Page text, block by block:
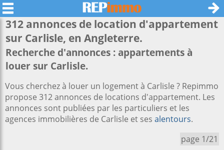
312 annonces de location d'appartement
sur Carlisle, en Angleterre.
Recherche d'annonces : appartements à
louer sur Carlisle.
Vous cherchez à louer un logement à Carlisle ? Repimmo
propose 312 annonces de locations d'appartement. Les
annonces sont publiées par les particuliers et les
agences immobilières de Carlisle et ses alentours.
page 1/21